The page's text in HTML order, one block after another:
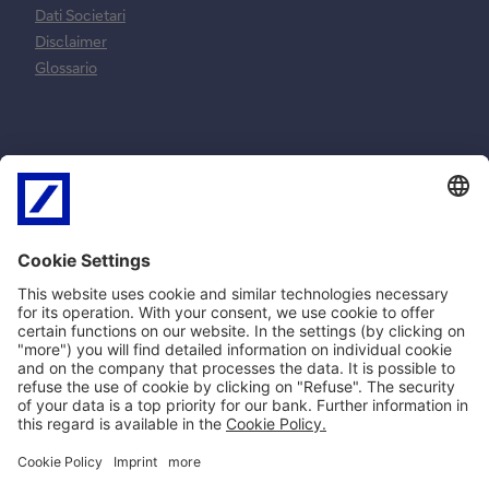
Dati Societari
Disclaimer
Glossario
Normative e
norme
contrattuali
MiFID
SEPA
PSD2
Privacy
Policy Cookie
Impostazioni Cookie
Norme Contrattuali
Reclami ricorsi e
conciliazione
Arbitro Controversie
Finanziarie